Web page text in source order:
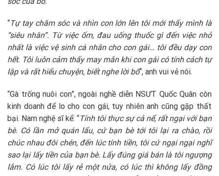
“Tự tay chăm sóc và nhìn con lớn lên tôi mới thấy mình là
“siêu nhân”. Từ việc ốm, đau uống thuốc gì đến việc nhỏ
nhất là việc vệ sinh cá nhân cho con gái… tôi đều dạy con
hết. Tôi luôn cảm thấy may mắn khi con gái có tính cách tự
lập và rất hiểu chuyện, biết nghe lời bố“, anh vui vẻ nói.
“Gà trống nuôi con”, ngoài nghề diễn NSƯT Quốc Quân còn
kinh doanh để lo cho con gái, tuy nhiên anh cũng gặp thất
bại. Nam nghệ sĩ kể: “Tính tôi thực sự cả nể, rất ngại với bạn
bè. Có lần mở quán lẩu, cứ bạn bè tới tôi lại ra chào, rồi
chúc nhau đôi chén, đến lúc tính tiền, tôi cứ ngại ngại nghĩ
sao lại lấy tiền của bạn bè. Lấy đúng giá bán là tôi ngượng
lắm. Có lúc tôi lấy rẻ một nửa, có lúc thì không lấy đồng